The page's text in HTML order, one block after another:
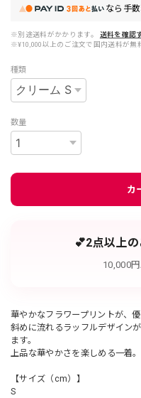
なら 手
※別途送料がかかります。
送料を確認
※¥10,000以上のご注文で国内送料が無
種類
数量
カ
💕2点以上
10,000
華やかなフラワープリントが、
斜めに流れるラッフルデザイン
ます。
上品な華やかさを楽しめる一着。
【サイズ（cm）】
S